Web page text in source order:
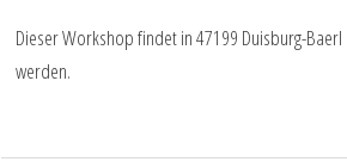
Dieser Workshop findet in 47199 Duisburg-
werden.